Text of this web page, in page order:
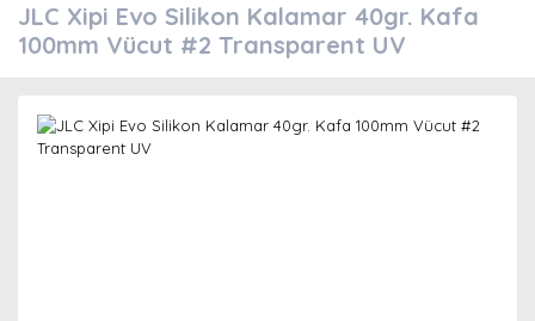
JLC Xipi Evo Silikon Kalamar 40gr. Kafa
100mm Vücut #2 Transparent UV